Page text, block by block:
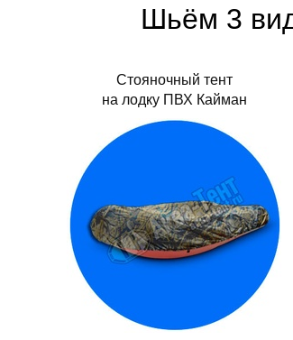
Носовой, Транспортировочный
+7(995)099-33-12
Заявки на сайте 24\7
Сейчас работаем ●
Шьём 3
Стояночный тент
на лодку ПВХ Кайман